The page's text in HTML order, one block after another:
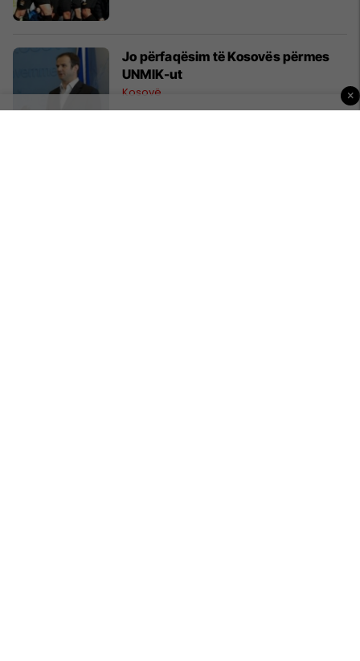
Jo përfaqësim të Kosovës përmes
UNMIK-ut
Kosovë ×